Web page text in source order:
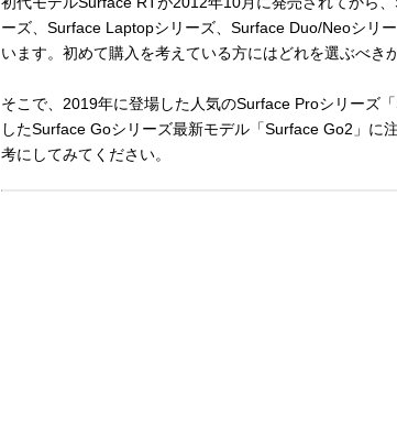
ーズ、Surface Laptopシリーズ、Surface Duo/Neoシリ
います。初めて購入を考えている方にはどれを選ぶべき
そこで、2019年に登場した人気のSurface Proシリーズ
したSurface Goシリーズ最新モデル「Surface Go2」に
考にしてみてください。